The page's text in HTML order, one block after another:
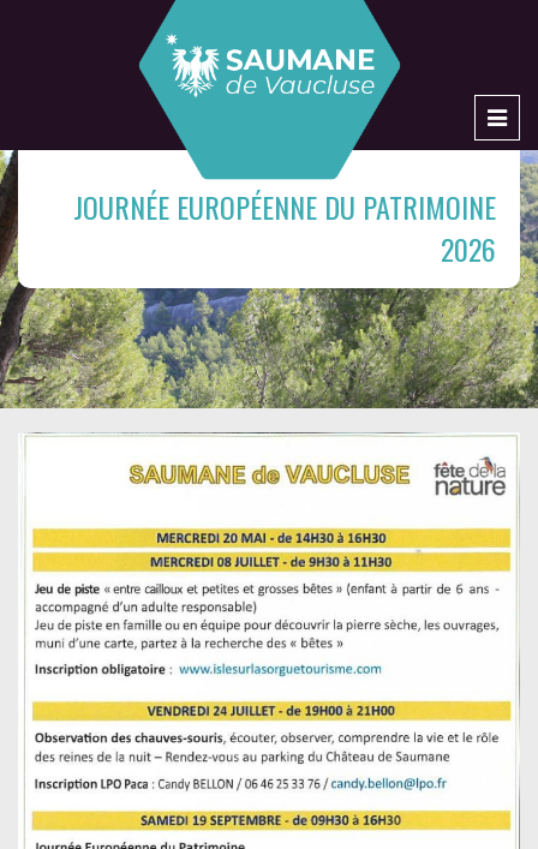
JOURNÉE EUROPÉENNE DU PATRIMOINE
2026